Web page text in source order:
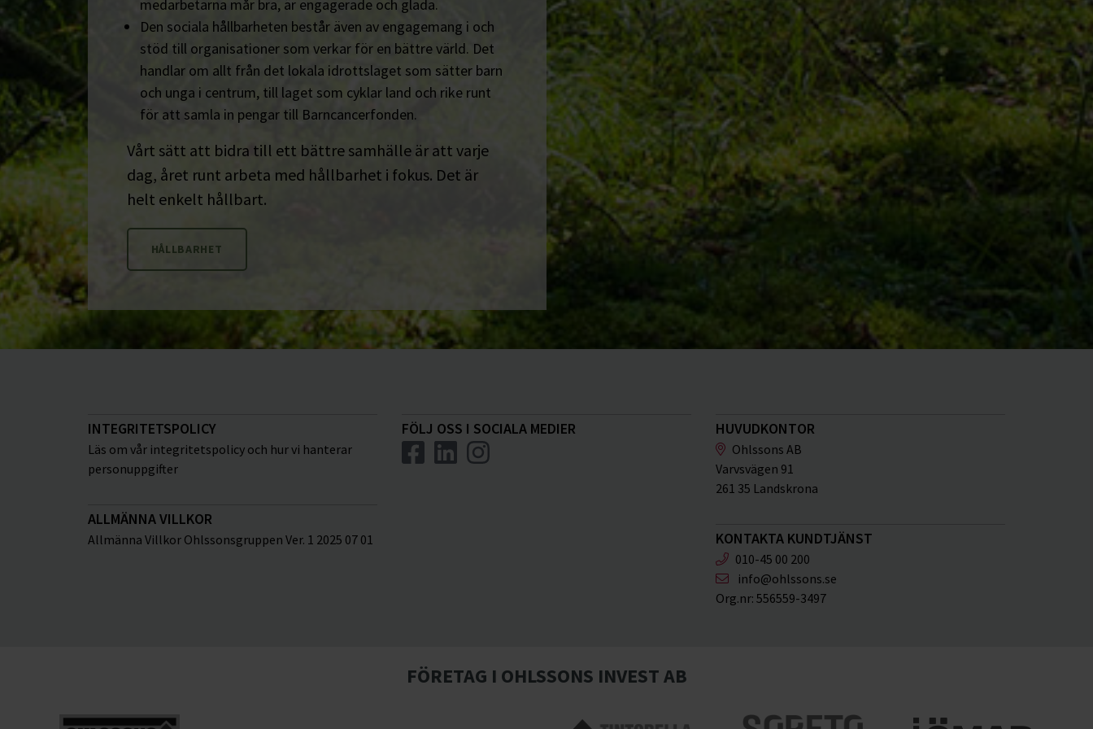
medarbetarna mår bra, är engagerade och glada.
Den sociala hållbarheten består även av engagemang i och
stöd till organisationer som verkar för en bättre värld. Det
handlar om allt från det lokala idrottslaget som sätter barn
och unga i centrum, till laget som cyklar land och rike runt
för att samla in pengar till Barncancerfonden.
Vårt sätt att bidra till ett bättre samhälle är att varje
dag, året runt arbeta med hållbarhet i fokus. Det är
helt enkelt hållbart.
HÅLLBARHET
INTEGRITETSPOLICY
Läs om vår integritetspolicy och hur vi hanterar
personuppgifter
ALLMÄNNA VILLKOR
Allmänna Villkor Ohlssonsgruppen Ver. 1 2025 07 01
FÖLJ OSS I SOCIALA MEDIER HUVUDKONTOR
Ohlssons AB
Varvsvägen 91
261 35 Landskrona
KONTAKTA KUNDTJÄNST
010-45 00 200
info@ohlssons.se
Org.nr: 556559-3497
FÖRETAG I OHLSSONS INVEST AB